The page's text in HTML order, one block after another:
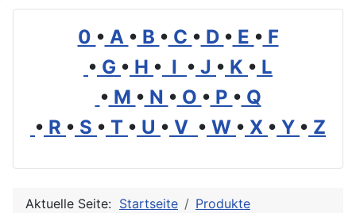
0 • A • B • C • D • E • F
• G • H • I • J • K • L
• M • N • O • P • Q
• R • S • T • U • V • W • X • Y • Z
Aktuelle Seite: Startseite
Produkte